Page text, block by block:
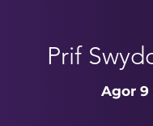
Prif
Agor 9